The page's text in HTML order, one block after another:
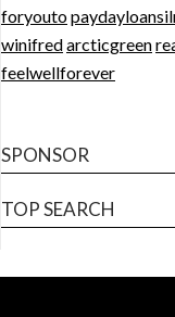
foryouto
winifredarcticgreen
feelwellforever
SPONSOR
TOP SEARCH